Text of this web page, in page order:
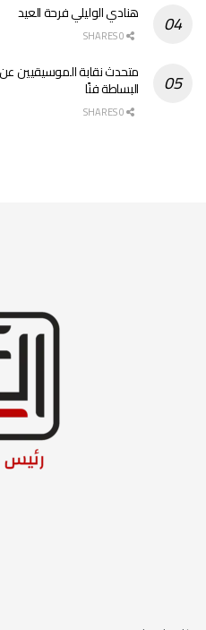
هنادي الوليلي فرحة العيد
متحدث نقابة الموسيقيين
البساطة فنًا